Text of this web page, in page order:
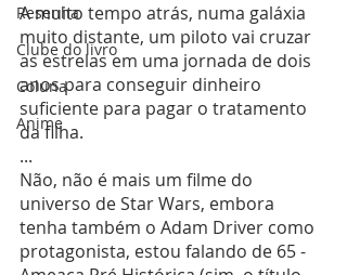
Resenha
Clube do livro
Coluna
Anime
A muito tempo atrás, numa galáxia
muito distante, um piloto vai cruzar
as estrelas em uma jornada de dois
anos para conseguir dinheiro
suficiente para pagar o tratamento
da filha.
...
Não, não é mais um filme do
universo de Star Wars, embora
tenha também o Adam Driver como
protagonista, estou falando de 65 -